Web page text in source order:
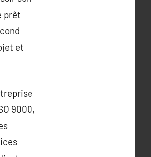
prêt
et
9000,